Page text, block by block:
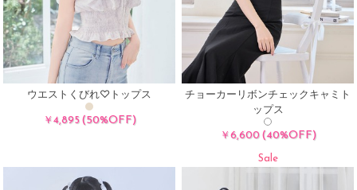
ウエストくびれ♡トップス
￥4,895(50%OFF)
チョーカーリボンチェックキャミト
ップス
￥6,600(40%OFF)
Sale